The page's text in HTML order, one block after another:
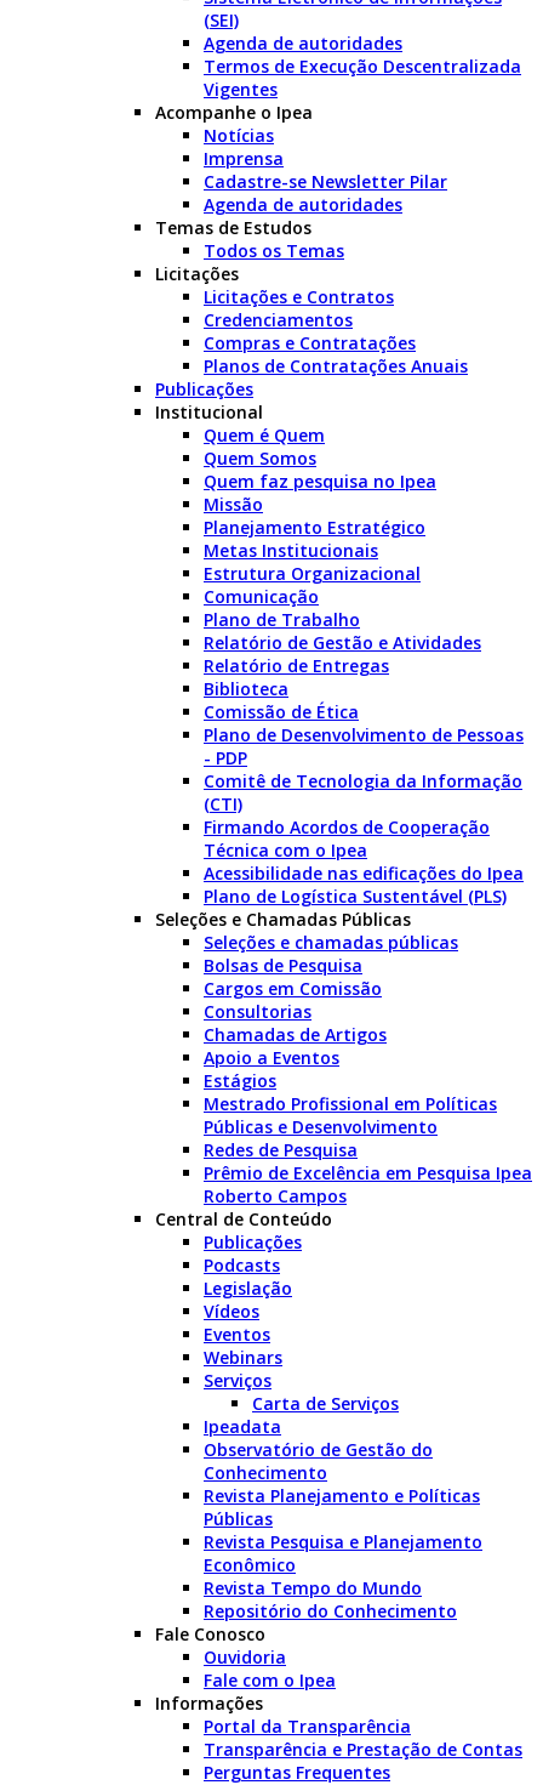
(SEI)
Agenda de autoridades
Termos de Execução Descentralizada
Vigentes
Acompanhe o Ipea
Notícias
Imprensa
Cadastre-se Newsletter Pilar
Agenda de autoridades
Temas de Estudos
Todos os Temas
Licitações
Licitações e Contratos
Credenciamentos
Compras e Contratações
Planos de Contratações Anuais
Publicações
Institucional
Quem é Quem
Quem Somos
Quem faz pesquisa no Ipea
Missão
Planejamento Estratégico
Metas Institucionais
Estrutura Organizacional
Comunicação
Plano de Trabalho
Relatório de Gestão e Atividades
Relatório de Entregas
Biblioteca
Comissão de Ética
Plano de Desenvolvimento de Pessoas
- PDP
Comitê de Tecnologia da Informação
(CTI)
Firmando Acordos de Cooperação
Técnica com o Ipea
Acessibilidade nas edificações do Ipea
Plano de Logística Sustentável (PLS)
Seleções e Chamadas Públicas
Seleções e chamadas públicas
Bolsas de Pesquisa
Cargos em Comissão
Consultorias
Chamadas de Artigos
Apoio a Eventos
Estágios
Mestrado Profissional em Políticas
Públicas e Desenvolvimento
Redes de Pesquisa
Prêmio de Excelência em Pesquisa Ipea
Roberto Campos
Central de Conteúdo
Publicações
Podcasts
Legislação
Vídeos
Eventos
Webinars
Serviços
Carta de Serviços
Ipeadata
Observatório de Gestão do
Conhecimento
Revista Planejamento e Políticas
Públicas
Revista Pesquisa e Planejamento
Econômico
Revista Tempo do Mundo
Repositório do Conhecimento
Fale Conosco
Ouvidoria
Fale com o Ipea
Informações
Portal da Transparência
Transparência e Prestação de Contas
Perguntas Frequentes